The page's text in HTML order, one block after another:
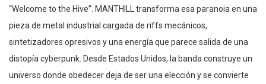
“Welcome to the Hive”. MANTHILL transforma esa paranoia en una
pieza de metal industrial cargada de riffs mecánicos,
sintetizadores opresivos y una energía que parece salida de una
distopía cyberpunk. Desde Estados Unidos, la banda construye un
universo donde obedecer deja de ser una elección y se convierte